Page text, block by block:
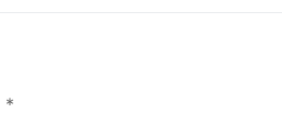
*